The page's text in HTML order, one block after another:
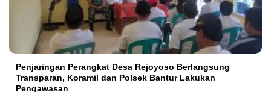
Penjaringan Perangkat Desa Rejoyoso Berlangsung
Transparan, Koramil dan Polsek Bantur Lakukan
Pengawasan